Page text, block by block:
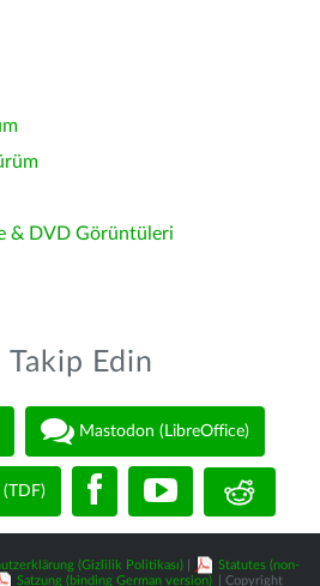
& DVD Görüntüleri
Takip Edin
Mastodon (LibreOffice)
(Gizlilik Politikası)
Statutes (non-
Satzung (binding German version) | Copyright